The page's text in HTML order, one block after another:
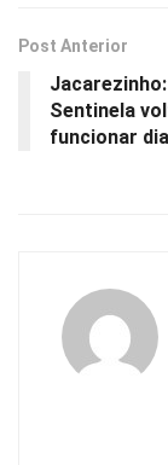
Post Anterior
Sentinela
funcionar